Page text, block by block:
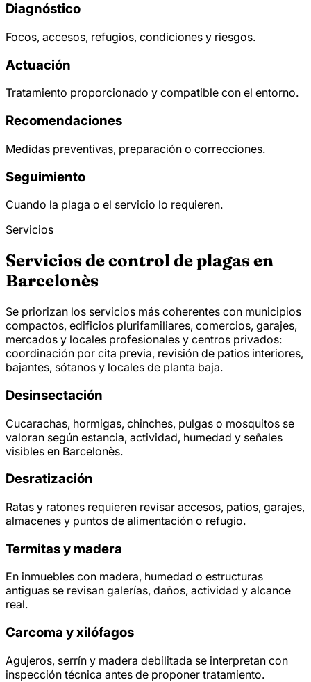
Diagnóstico
Focos, accesos, refugios, condiciones y riesgos.
Actuación
Tratamiento proporcionado y compatible con el entorno.
Recomendaciones
Medidas preventivas, preparación o correcciones.
Seguimiento
Cuando la plaga o el servicio lo requieren.
Servicios
Servicios de control de plagas en
Barcelonès
Se priorizan los servicios más coherentes con municipios
compactos, edificios plurifamiliares, comercios, garajes,
mercados y locales profesionales y centros privados:
coordinación por cita previa, revisión de patios interiores,
bajantes, sótanos y locales de planta baja.
Desinsectación
Cucarachas, hormigas, chinches, pulgas o mosquitos se
valoran según estancia, actividad, humedad y señales
visibles en Barcelonès.
Desratización
Ratas y ratones requieren revisar accesos, patios, garajes,
almacenes y puntos de alimentación o refugio.
Termitas y madera
En inmuebles con madera, humedad o estructuras
antiguas se revisan galerías, daños, actividad y alcance
real.
Carcoma y xilófagos
Agujeros, serrín y madera debilitada se interpretan con
inspección técnica antes de proponer tratamiento.